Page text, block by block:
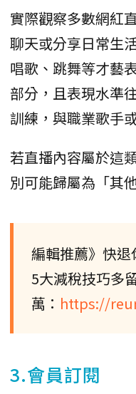
實際觀察多數網紅
聊天或分享日常生
唱歌、跳舞等才藝
部分，且表現水準
訓練，與職業歌手
若直播內容屬於這
別可能歸屬為「其
編輯推薦》快退
5大減稅技巧多
萬： https://
3.會員訂閱